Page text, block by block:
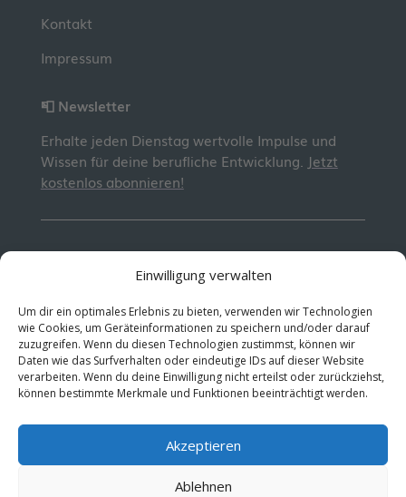
Einwilligung verwalten
Um dir ein optimales Erlebnis zu bieten, verwenden wir Technologien
wie Cookies, um Geräteinformationen zu speichern und/oder darauf
zuzugreifen. Wenn du diesen Technologien zustimmst, können wir
Daten wie das Surfverhalten oder eindeutige IDs auf dieser Website
verarbeiten. Wenn du deine Einwilligung nicht erteilst oder zurückziehst,
können bestimmte Merkmale und Funktionen beeinträchtigt werden.
Akzeptieren
Ablehnen
Kontakt
Impressum
📮 Newsletter
Erhalte jeden Dienstag wertvolle Impulse und
Wissen für deine berufliche Entwicklung. Jetzt
kostenlos abonnieren!
AGBs